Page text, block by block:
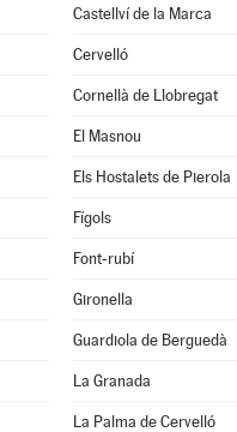
Castellví de la Marca
Cervelló
Cornellà de Llobregat
El Masnou
Els Hostalets de Pierola
Fígols
Font-rubí
Gironella
Guardiola de Berguedà
La Granada
La Palma de Cervelló